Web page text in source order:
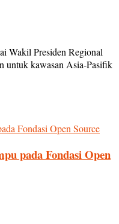
Wakil Presiden Regional
untuk kawasan Asia-Pasifik
pada Fondasi Open